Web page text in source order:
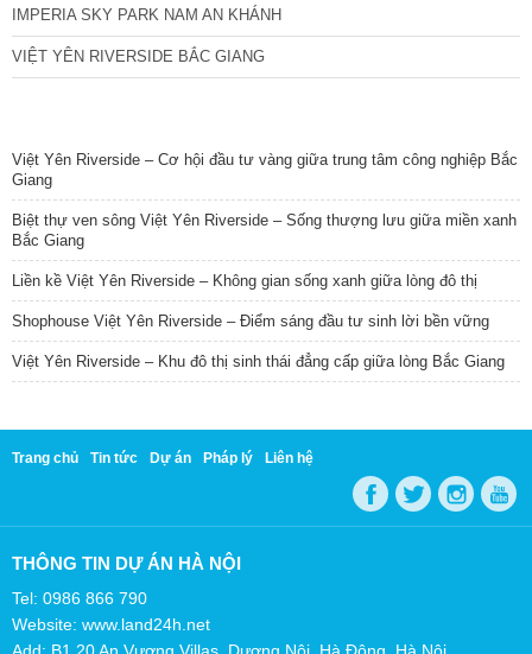
IMPERIA SKY PARK NAM AN KHÁNH
VIỆT YÊN RIVERSIDE BẮC GIANG
Việt Yên Riverside – Cơ hội đầu tư vàng giữa trung tâm công nghiệp Bắc
Giang
Biệt thự ven sông Việt Yên Riverside – Sống thượng lưu giữa miền xanh
Bắc Giang
Liền kề Việt Yên Riverside – Không gian sống xanh giữa lòng đô thị
Shophouse Việt Yên Riverside – Điểm sáng đầu tư sinh lời bền vững
Việt Yên Riverside – Khu đô thị sinh thái đẳng cấp giữa lòng Bắc Giang
Trang chủ Tin tức Dự án Pháp lý Liên hệ
THÔNG TIN DỰ ÁN HÀ NỘI
Tel: 0986 866 790
Website: www.land24h.net